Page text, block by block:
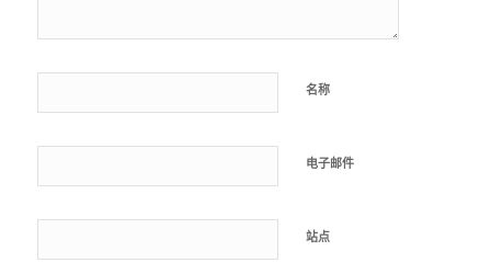
名称
电子邮件
站点